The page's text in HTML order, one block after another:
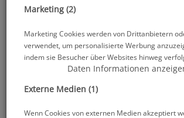
Marketing (2)
Marketing Cookies werden von Drittanbietern
verwendet, um personalisierte Werbung
indem sie Besucher über Websites hinweg
Daten Informationen
Externe Medien (1)
Wenn Cookies von externen Medien akzeptiert